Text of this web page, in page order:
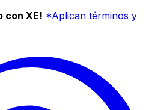
con XE! *Aplican términos y